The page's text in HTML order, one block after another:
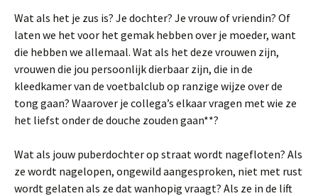
Wat als het je zus is? Je dochter? Je vrouw of vriendin? Of
laten we het voor het gemak hebben over je moeder, want
die hebben we allemaal. Wat als het deze vrouwen zijn,
vrouwen die jou persoonlijk dierbaar zijn, die in de
kleedkamer van de voetbalclub op ranzige wijze over de
tong gaan? Waarover je collega’s elkaar vragen met wie ze
het liefst onder de douche zouden gaan**?
Wat als jouw puberdochter op straat wordt nagefloten? Als
ze wordt nagelopen, ongewild aangesproken, niet met rust
wordt gelaten als ze dat wanhopig vraagt? Als ze in de lift